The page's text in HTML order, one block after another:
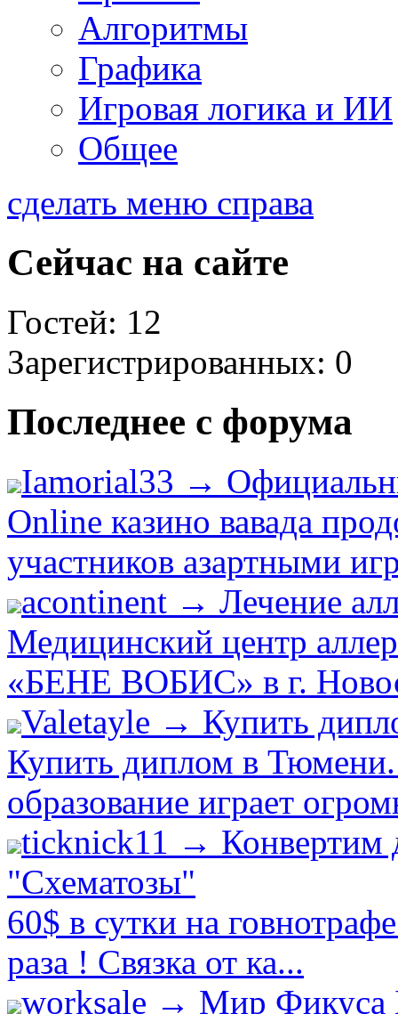
Алгоритмы
Графика
Игровая логика и ИИ
Общее
сделать меню справа
Сейчас на сайте
Гостей: 12
Зарегистрированных: 0
Последнее с форума
Iamorial33 →
Online казино вавада
участников азартными
acontinent → Лечение
Медицинский центр
«БЕНЕ ВОБИС» в г.
Valetayle → Купить
Купить диплом в
образование играет
ticknick11 → Конвертим
"Схематозы"
60$ в сутки на
раза ! Связка от ка...
worksale → Мир Фикуса